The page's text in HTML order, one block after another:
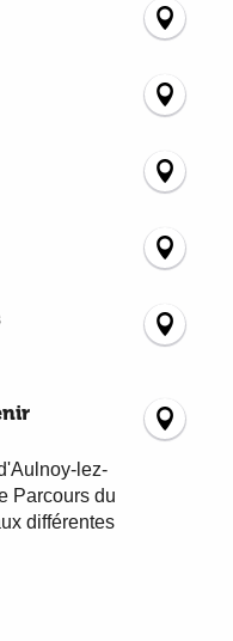
lez-
Parcours du
différentes